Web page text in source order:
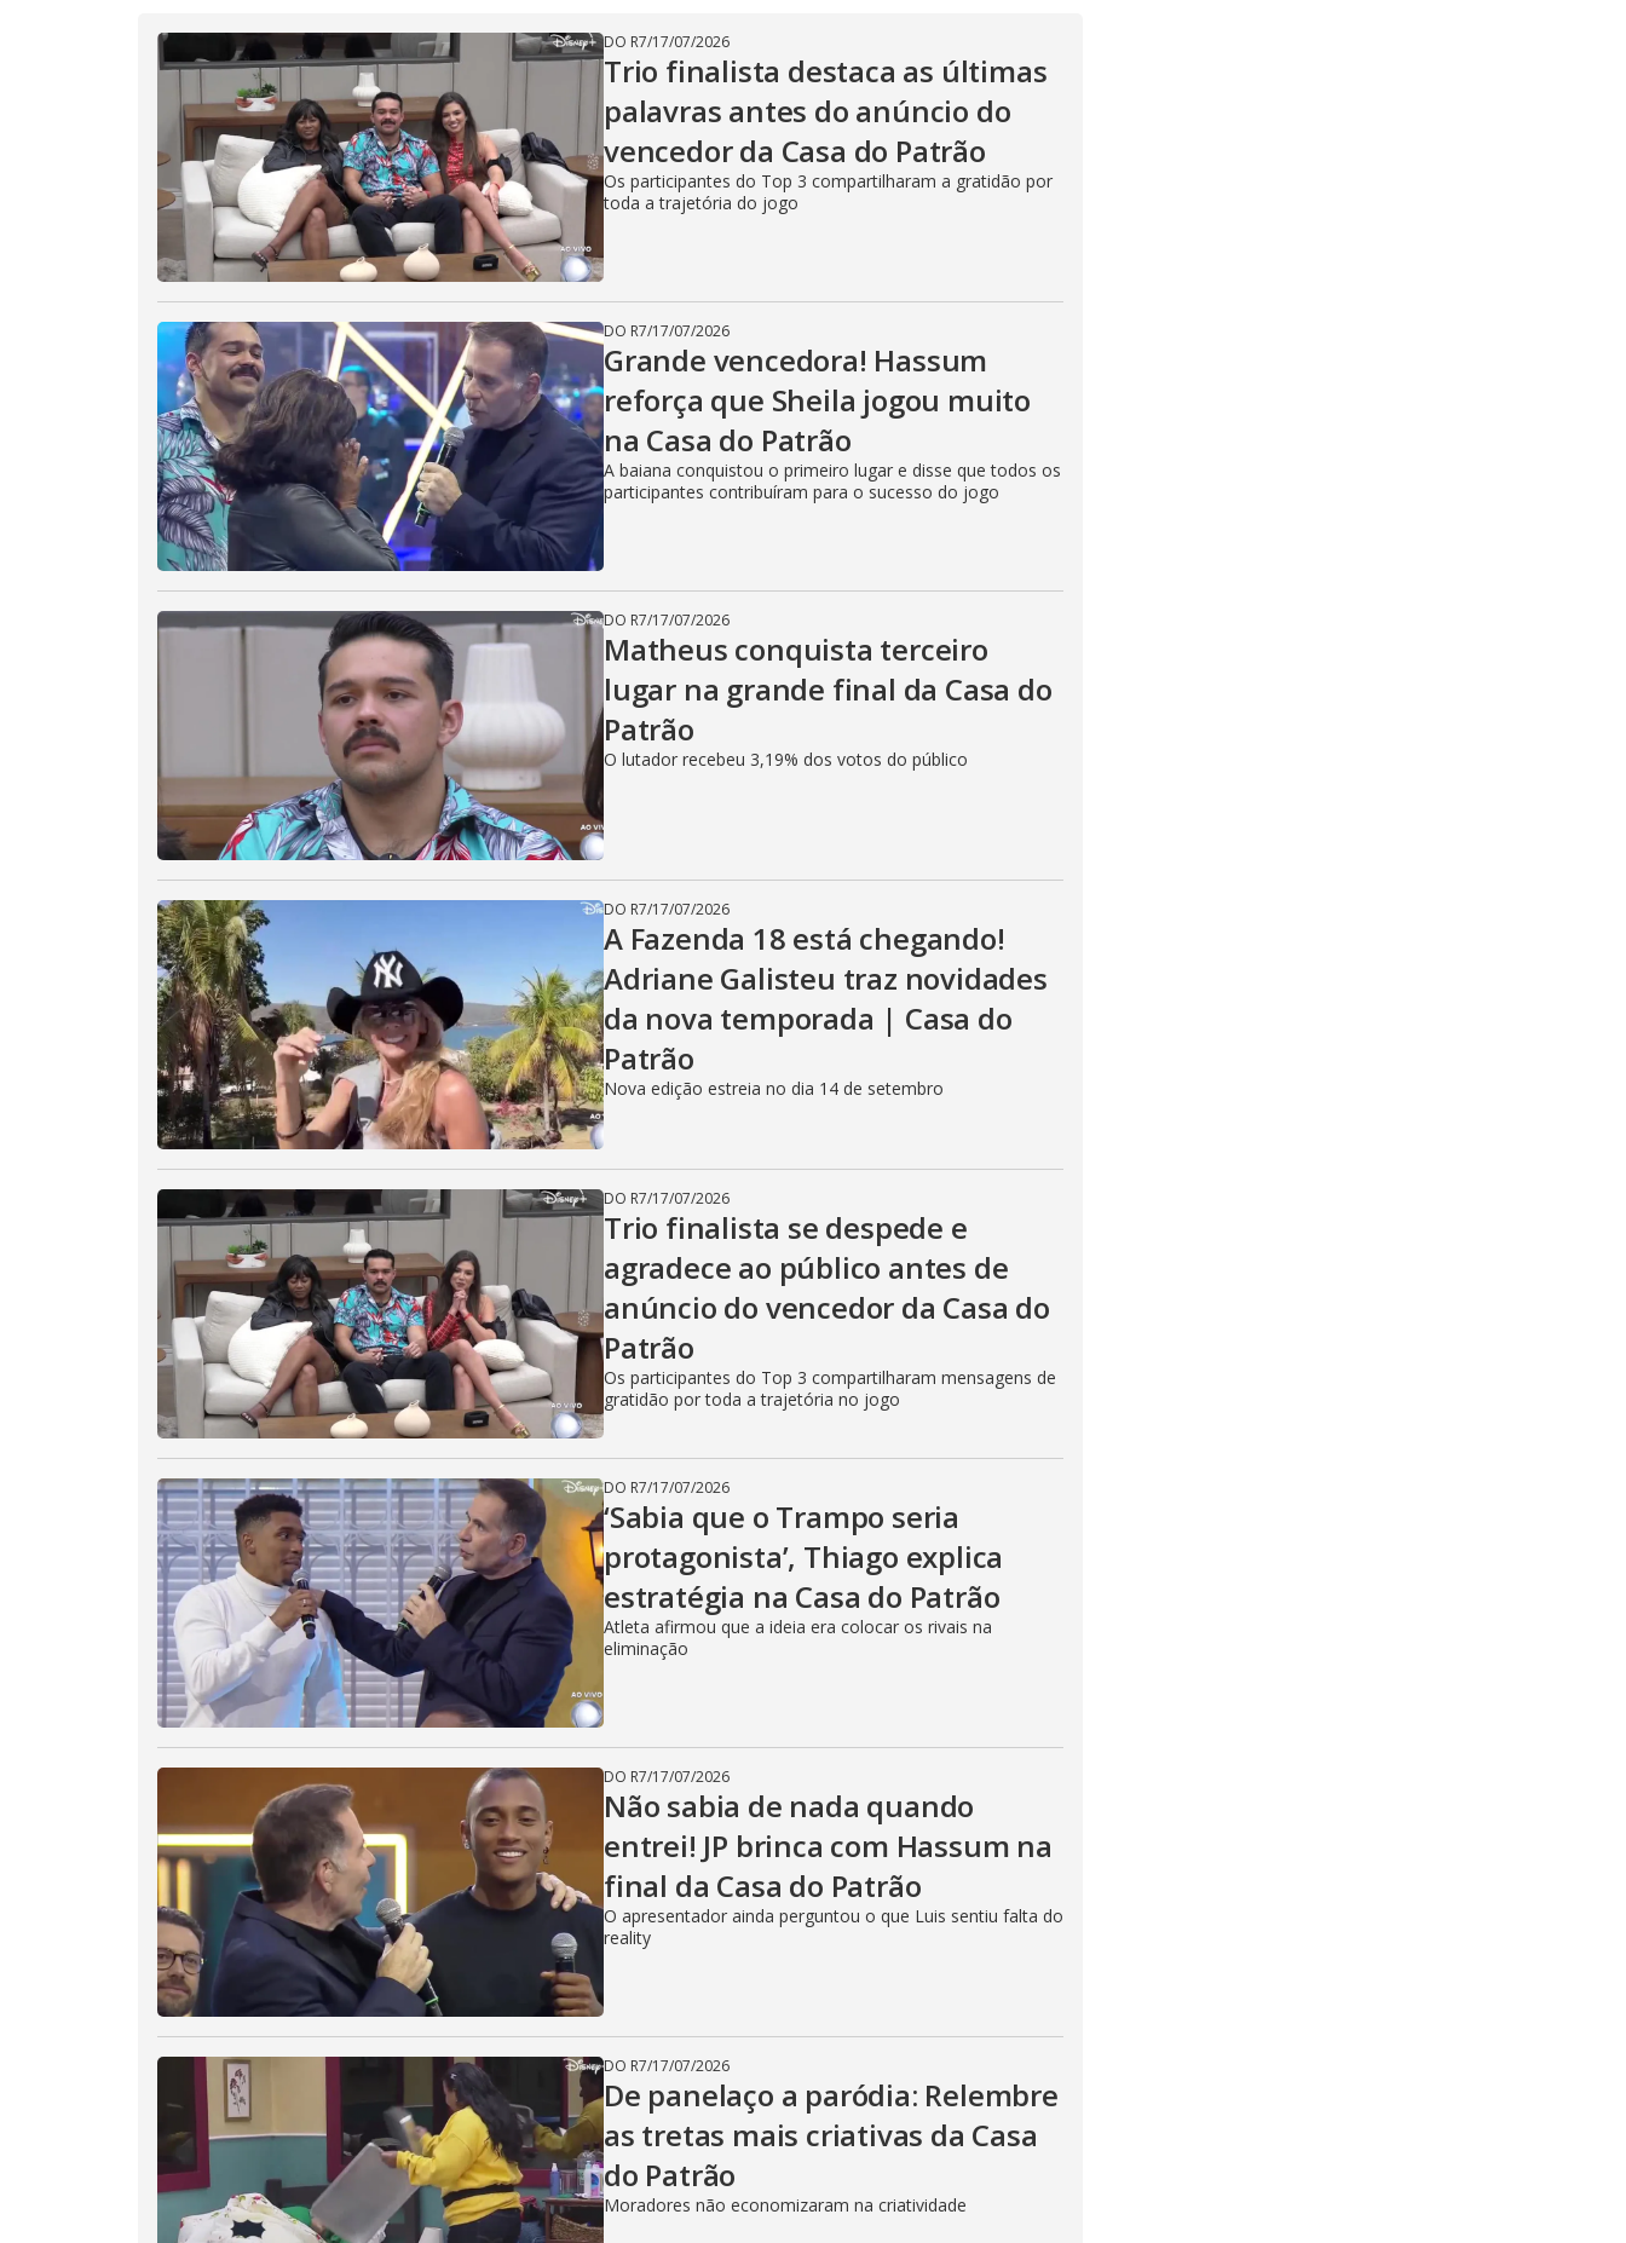
DO R7/17/07/2026
Trio finalista destaca as últimas
palavras antes do anúncio do
vencedor da Casa do Patrão
Os participantes do Top 3 compartilharam a gratidão por
toda a trajetória do jogo
DO R7/17/07/2026
Grande vencedora! Hassum
reforça que Sheila jogou muito
na Casa do Patrão
A baiana conquistou o primeiro lugar e disse que todos os
participantes contribuíram para o sucesso do jogo
DO R7/17/07/2026
Matheus conquista terceiro
lugar na grande final da Casa do
Patrão
O lutador recebeu 3,19% dos votos do público
DO R7/17/07/2026
A Fazenda 18 está chegando!
Adriane Galisteu traz novidades
da nova temporada | Casa do
Patrão
Nova edição estreia no dia 14 de setembro
DO R7/17/07/2026
Trio finalista se despede e
agradece ao público antes de
anúncio do vencedor da Casa do
Patrão
Os participantes do Top 3 compartilharam mensagens de
gratidão por toda a trajetória no jogo
DO R7/17/07/2026
‘Sabia que o Trampo seria
protagonista’, Thiago explica
estratégia na Casa do Patrão
Atleta afirmou que a ideia era colocar os rivais na
eliminação
DO R7/17/07/2026
Não sabia de nada quando
entrei! JP brinca com Hassum na
final da Casa do Patrão
O apresentador ainda perguntou o que Luis sentiu falta do
reality
DO R7/17/07/2026
De panelaço a paródia: Relembre
as tretas mais criativas da Casa
do Patrão
Moradores não economizaram na criatividade